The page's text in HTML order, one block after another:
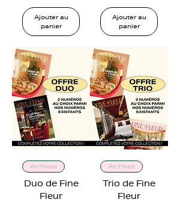
Ajouter au
panier
Ajouter au
panier
Archives
Duo de Fine
Fleur
Archives
Trio de Fine
Fleur